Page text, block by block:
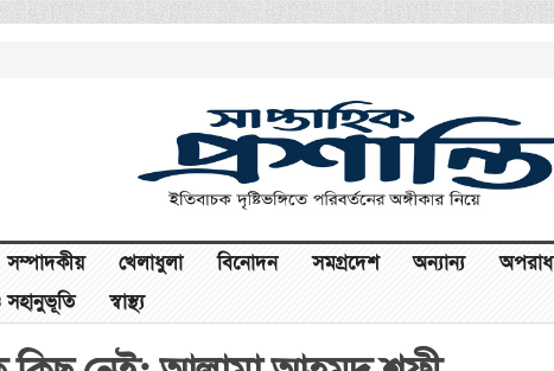
সম্পাদকীয় খেলাধুলা বিনোদন সমগ্রদেশ অন্যান্য অপরাধ
স্বাস্থ্য